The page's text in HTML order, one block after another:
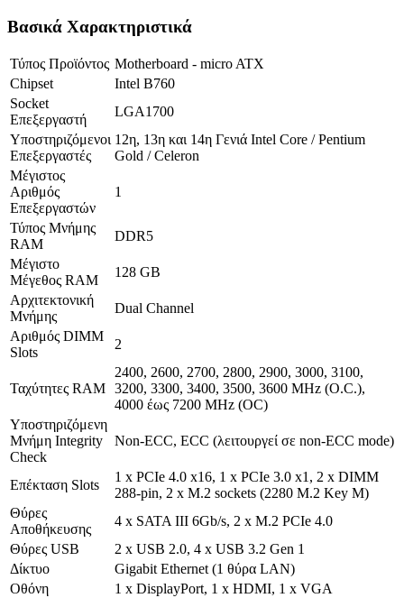
Βασικά Χαρακτηριστικά
Τύπος Προϊόντος Motherboard - micro ATX
Chipset
Intel B760
Socket
Επεξεργαστή
LGA1700
Υποστηριζόμενοι
Επεξεργαστές
12η, 13η και 14η Γενιά Intel Core / Pentium
Gold / Celeron
Μέγιστος
Αριθμός
Επεξεργαστών
1
Τύπος Μνήμης
RAM
DDR5
Μέγιστο
Μέγεθος RAM
128 GB
Αρχιτεκτονική
Μνήμης
Dual Channel
Αριθμός DIMM
Slots
2
Ταχύτητες RAM
2400, 2600, 2700, 2800, 2900, 3000, 3100,
3200, 3300, 3400, 3500, 3600 MHz (O.C.),
4000 έως 7200 MHz (OC)
Υποστηριζόμενη
Μνήμη Integrity
Check
Non-ECC, ECC (λειτουργεί σε non-ECC mode)
Επέκταση Slots
1 x PCIe 4.0 x16, 1 x PCIe 3.0 x1, 2 x DIMM
288-pin, 2 x M.2 sockets (2280 M.2 Key M)
Θύρες
Αποθήκευσης
4 x SATA III 6Gb/s, 2 x M.2 PCIe 4.0
Θύρες USB
2 x USB 2.0, 4 x USB 3.2 Gen 1
Δίκτυο
Gigabit Ethernet (1 θύρα LAN)
Οθόνη
1 x DisplayPort, 1 x HDMI, 1 x VGA